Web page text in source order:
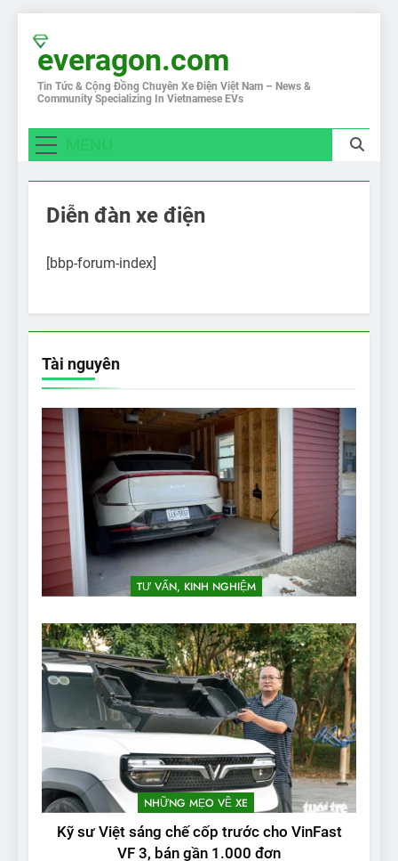
content
everagon.com
Tin Tức & Cộng Đồng Chuyên Xe Điện Việt Nam – News &
Community Specializing In Vietnamese EVs
Tài nguyên
TƯ VẤN, KINH NGHIỆM
NHỮNG MẸO VỀ XE
Kỹ sư Việt sáng chế cốp trước cho VinFast
VF 3, bán gần 1.000 đơn
Diễn đàn xe điện
[bbp-forum-index]